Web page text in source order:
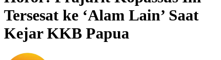
Tersesat ke ‘Alam Lain’ Saat
Kejar KKB Papua